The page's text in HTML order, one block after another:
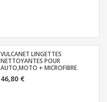
VULCANET LINGETTES
NETTOYANTES POUR
AUTO,MOTO + MICROFIBRE
46,80 €